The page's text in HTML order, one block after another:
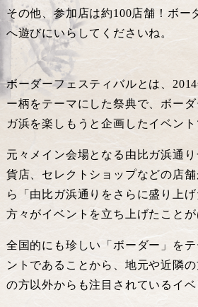
その他、参加店は約100店舗！ボー
へ遊びにいらしてくださいね。
ボーダーフェスティバルとは、
ー柄をテーマにした祭典で、ボー
ガ浜を楽しもうと企画したイベント
元々メイン会場となる由比ガ浜通
貨店、セレクトショップなどの店
ら「由比ガ浜通りをさらに盛り上
方々がイベントを立ち上げたことが
全国的にも珍しい「ボーダー」を
ントであることから、地元や近隣
の方以外からも注目されているイベ